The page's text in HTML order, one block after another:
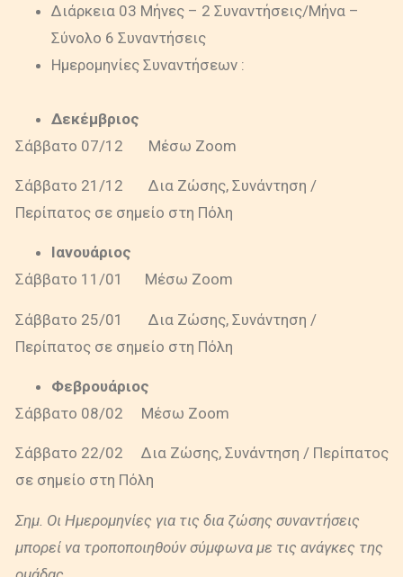
Διάρκεια 03 Μήνες – 2 Συναντήσεις/Μήνα –
Σύνολο 6 Συναντήσεις
Ημερομηνίες Συναντήσεων :
Δεκέμβριος
Σάββατο 07/12 Μέσω Zoom
Σάββατο 21/12 Δια Ζώσης, Συνάντηση /
Περίπατος σε σημείο στη Πόλη
Ιανουάριος
Σάββατο 11/01 Μέσω Zoom
Σάββατο 25/01 Δια Ζώσης, Συνάντηση /
Περίπατος σε σημείο στη Πόλη
Φεβρουάριος
Σάββατο 08/02 Μέσω Zoom
Σάββατο 22/02 Δια Ζώσης, Συνάντηση / Περίπατος
σε σημείο στη Πόλη
Σημ. Οι Ημερομηνίες για τις δια ζώσης συναντήσεις
μπορεί να τροποποιηθούν σύμφωνα με τις ανάγκες της